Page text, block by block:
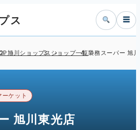
ス ☰
旭川ショップス ショップ一覧業務スーパー 旭
ーケット
旭川東光店